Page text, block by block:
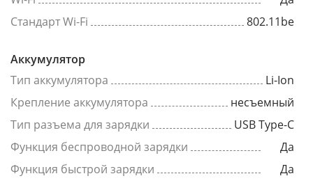
Стандарт Wi-Fi
802.11be
Аккумулятор
Тип аккумулятора
Li-Ion
Крепление аккумулятора
несъемный
Тип разъема для зарядки
USB Type-C
Функция беспроводной зарядки
Да
Функция быстрой зарядки
Да